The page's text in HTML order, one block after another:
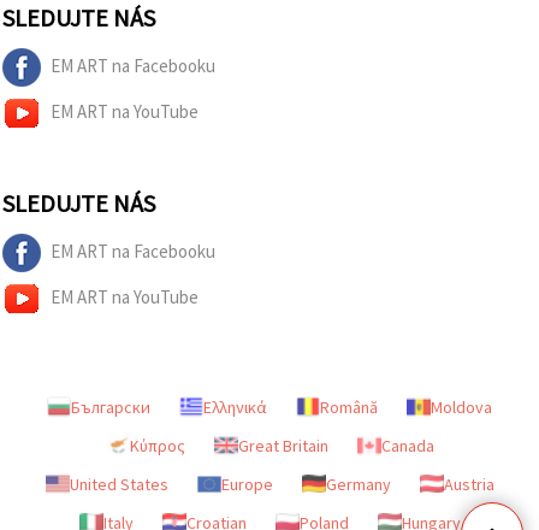
SLEDUJTE NÁS
EM ART na Facebooku
EM ART na YouTube
SLEDUJTE NÁS
EM ART na Facebooku
EM ART na YouTube
Български Ελληνικά Română
Moldova
Κύπρος
Great Britain
Canada
United States
Europe Germany
Austria
Italy
Croatian Poland Hungary